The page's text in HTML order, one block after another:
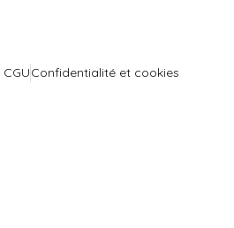
Confidentialité et cookies